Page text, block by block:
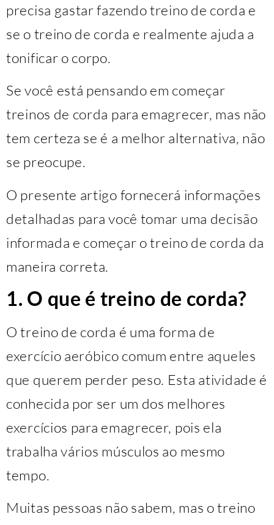
precisa gastar fazendo treino de corda e
se o treino de corda e realmente ajuda a
tonificar o corpo.
Se você está pensando em começar
treinos de corda para emagrecer, mas não
tem certeza se é a melhor alternativa, não
se preocupe.
O presente artigo fornecerá informações
detalhadas para você tomar uma decisão
informada e começar o treino de corda da
maneira correta.
1. O que é treino de corda?
O treino de corda é uma forma de
exercício aeróbico comum entre aqueles
que querem perder peso. Esta atividade é
conhecida por ser um dos melhores
exercícios para emagrecer, pois ela
trabalha vários músculos ao mesmo
tempo.
Muitas pessoas não sabem, mas o treino